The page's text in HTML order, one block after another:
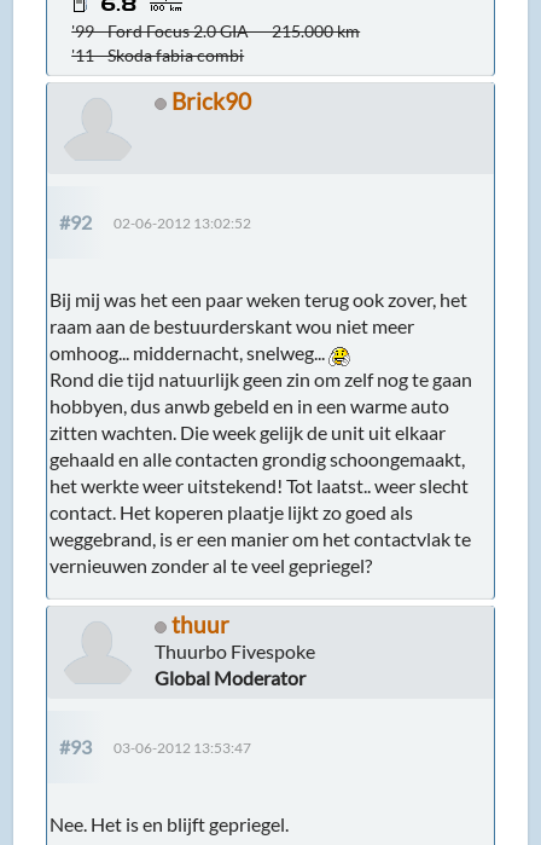
'99 - Ford Focus 2.0 GIA - - 215.000 km
'11 - Skoda fabia combi
Brick90
#92 02-06-2012 13:02:52
Bij mij was het een paar weken terug ook zover, het
raam aan de bestuurderskant wou niet meer
omhoog... middernacht, snelweg...
Rond die tijd natuurlijk geen zin om zelf nog te gaan
hobbyen, dus anwb gebeld en in een warme auto
zitten wachten. Die week gelijk de unit uit elkaar
gehaald en alle contacten grondig schoongemaakt,
het werkte weer uitstekend! Tot laatst.. weer slecht
contact. Het koperen plaatje lijkt zo goed als
weggebrand, is er een manier om het contactvlak te
vernieuwen zonder al te veel gepriegel?
thuur
Thuurbo Fivespoke
Global Moderator
#93 03-06-2012 13:53:47
Nee. Het is en blijft gepriegel.